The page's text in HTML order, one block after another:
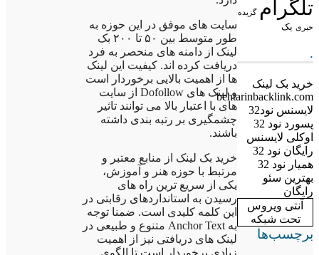
تلگرام گزیده
خبری یک
.
خرید بک لینک
behtarinbacklink.com
لایسنس نود32
پسورد نود 32
اوکلی لایسنس
رایگان نود 32
همیار نود 32
بهترین سئو
رایگان
آنتی ویروس
تحت شبکه
سایت های موفق در این حوزه به
طور متوسط بین ۵۰ تا ۲۰۰ بک
لینک از دامنه های منحصر به فرد
دریافت کرده اند. کیفیت این لینک
ها از اهمیت بالایی برخوردار است
و لینک های Dofollow از سایت
های با اعتبار بالا می توانند تاثیر
چشمگیری بر رتبه بندی داشته
باشند.
خرید بک لینک از منابع معتبر و
مرتبط با حوزه هنر و آموزش،
یکی از سریع ترین راه های
رسیدن به استانداردهای رقابتی در
این کلمه کلیدی است. ضمنا توجه
به Anchor Text متنوع و طبیعی در
لینک های دریافتی نیز از اهمیت
زیادی برخوردار است تا الگوی
برچسب‌ها